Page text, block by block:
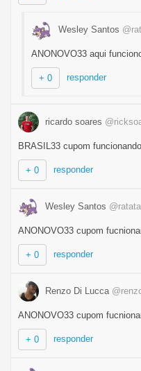
Wesley Santos
ANONOVO33 aqui
+ 0 responder
ricardo soares
BRASIL33 cupom funcionando
+ 0 responder
Wesley Santos @ratata
ANONOVO33 cupom
+ 0 responder
Renzo Di Lucca
ANONOVO33 cupom
+ 0 responder